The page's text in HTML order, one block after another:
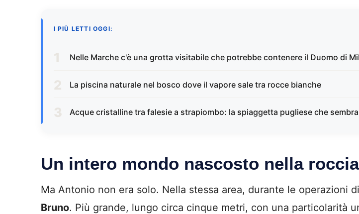
I PIÙ LETTI OGGI:
Nelle Marche c'è una grotta visitabile che potrebbe contenere il Duomo di
La piscina naturale nel bosco dove il vapore sale tra rocce bianche
Acque cristalline tra falesie a strapiombo: la spiaggetta pugliese che
Un intero mondo nascosto nella roccia
Ma Antonio non era solo. Nella stessa area, durante le operazioni
Bruno. Più grande, lungo circa cinque metri, con una particolarità